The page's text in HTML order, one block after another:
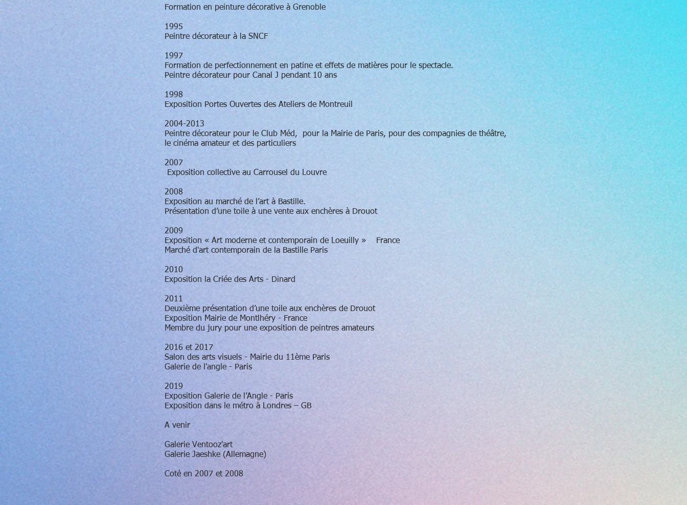
Formation en peinture décorative à Grenoble
1995
Peintre décorateur à la SNCF
1997
Formation de perfectionnement en patine et effets de matières pour le spectacle.
Peintre décorateur pour Canal J pendant 10 ans
1998
Exposition Portes Ouvertes des Ateliers de Montreuil
2004-2013
Peintre décorateur pour le Club Méd, pour la Mairie de Paris, pour des compagnies de théâtre,
le cinéma amateur et des particuliers
2007
Exposition collective au Carrousel du Louvre
2008
Exposition au marché de l’art à Bastille.
Présentation d’une toile à une vente aux enchères à Drouot
2009
Exposition « Art moderne et contemporain de Loeuilly » France
Marché d'art contemporain de la Bastille Paris
2010
Exposition la Criée des Arts - Dinard
2011
Deuxième présentation d’une toile aux enchères de Drouot
Exposition Mairie de Montlhéry - France
Membre du jury pour une exposition de peintres amateurs
2016 et 2017
Salon des arts visuels - Mairie du 11ème Paris
Galerie de l'angle - Paris
2019
Exposition Galerie de l’Angle - Paris
Exposition dans le métro à Londres – GB
A venir
Galerie Ventooz'art
Galerie Jaeshke (Allemagne)
Coté en 2007 et 2008